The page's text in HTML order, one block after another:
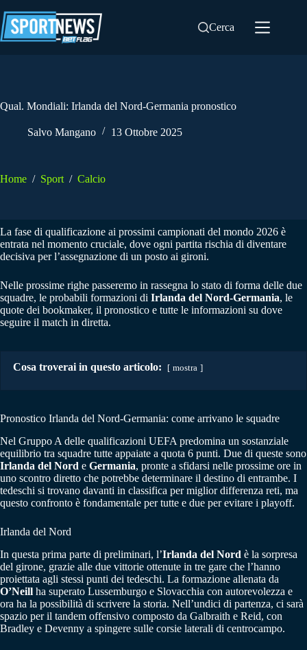
al
contenuto
Cerca
Qual. Mondiali: Irlanda del Nord-Germania pronostico
Salvo Mangano 13 Ottobre 2025
Home / Sport / Calcio
La fase di qualificazione ai prossimi campionati del mondo 2026 è
entrata nel momento cruciale, dove ogni partita rischia di diventare
decisiva per l’assegnazione di un posto ai gironi.
Nelle prossime righe passeremo in rassegna lo stato di forma delle due
squadre, le probabili formazioni di Irlanda del Nord-Germania, le
quote dei bookmaker, il pronostico e tutte le informazioni su dove
seguire il match in diretta.
Cosa troverai in questo articolo: mostra
Pronostico Irlanda del Nord-Germania: come arrivano le squadre
Nel Gruppo A delle qualificazioni UEFA predomina un sostanziale
equilibrio tra squadre tutte appaiate a quota 6 punti. Due di queste sono
Irlanda del Nord e Germania, pronte a sfidarsi nelle prossime ore in
uno scontro diretto che potrebbe determinare il destino di entrambe. I
tedeschi si trovano davanti in classifica per miglior differenza reti, ma
questo confronto è fondamentale per tutte e due per evitare i playoff.
Irlanda del Nord
In questa prima parte di preliminari, l’Irlanda del Nord è la sorpresa
del girone, grazie alle due vittorie ottenute in tre gare che l’hanno
proiettata agli stessi punti dei tedeschi. La formazione allenata da
O’Neill ha superato Lussemburgo e Slovacchia con autorevolezza e
ora ha la possibilità di scrivere la storia. Nell’undici di partenza, ci sarà
spazio per il tandem offensivo composto da Galbraith e Reid, con
Bradley e Devenny a spingere sulle corsie laterali di centrocampo.